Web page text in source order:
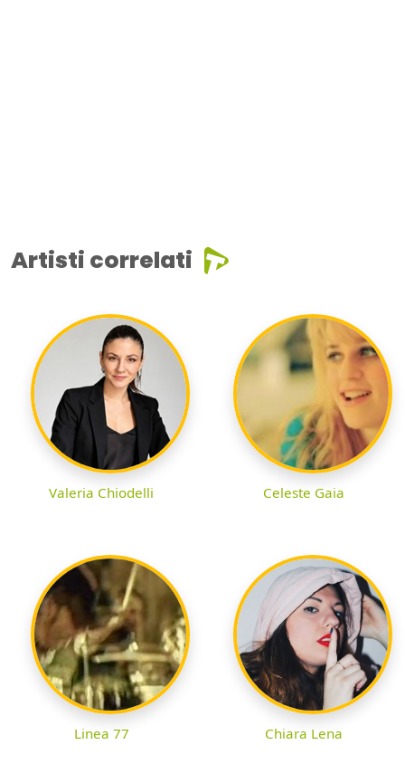
Artisti correlati
Valeria Chiodelli Celeste Gaia
Linea 77 Chiara Lena